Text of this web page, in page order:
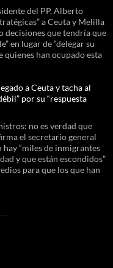
del PP, Alberto
a Ceuta y Melilla
decisiones que tendría que
en lugar de “delegar su
quienes han ocupado esta
a Ceuta y tacha al
por su “respuesta
no es verdad que
el secretario general
hay “miles de inmigrantes
y que están escondidos”
para que los que han